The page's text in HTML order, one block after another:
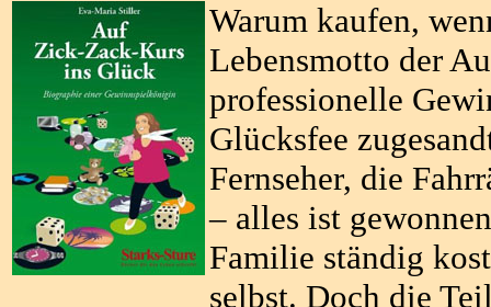
Warum kaufen,
Lebensmotto der
professionelle
Glücksfee
Fernseher, die
– alles ist
Familie ständig
selbst. Doch die